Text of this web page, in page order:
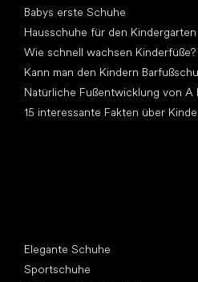
Babys erste Schuhe
Hausschuhe für den Kindergarten
Wie schnell wachsen Kinderfüße?
Kann man den Kindern
Natürliche Fußentwicklung von A
15 interessante Fakten über
Elegante Schuhe
Sportschuhe